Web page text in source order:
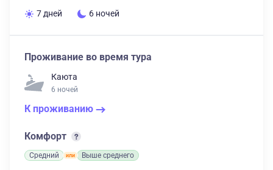
7 дней 6 ночей
Проживание во время тура
Каюта
6 ночей
К проживанию
Комфорт
Средний Выше среднего